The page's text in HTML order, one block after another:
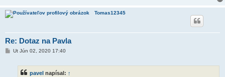
Tomas12345
Re: Dotaz na Pavla
PUt Jún 02, 2020 17:40
pavel napísal: ↑